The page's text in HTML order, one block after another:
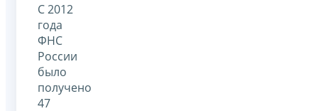
С 2012
года
ФНС
России
было
получено
47